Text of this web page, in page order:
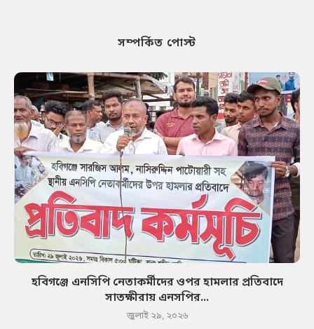
সম্পর্কিত পোস্ট
হবিগঞ্জে এনসিপি নেতাকর্মীদের ওপর হামলার প্রতিবাদে
সাতক্ষীরায় এনসপির...
জুলাই ২৯, ২০২৬